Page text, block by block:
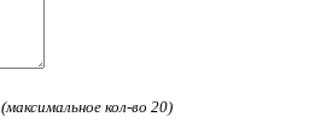
(максимальное кол-во 20)